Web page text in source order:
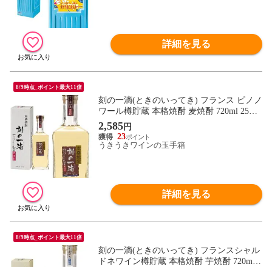
詳細を見る
8/9時点_ポイント最大11倍
刻の一滴(ときのいってき) フランス ピノノ
ワール樽貯蔵 本格焼酎 麦焼酎 720ml 25％
箱入り
2,585円
23
うきうきワインの玉手箱
詳細を見る
8/9時点_ポイント最大11倍
刻の一滴(ときのいってき) フランスシャル
ドネワイン樽貯蔵 本格焼酎 芋焼酎 720ml 3